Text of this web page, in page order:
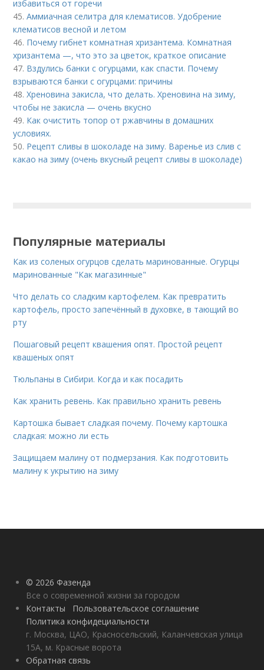
избавиться от горечи
45.Аммиачная селитра для клематисов. Удобрение
клематисов весной и летом
46. Почему гибнет комнатная хризантема. Комнатная
хризантема —, что это за цветок, краткое описание
47. Вздулись банки с огурцами, как спасти. Почему
взрываются банки с огурцами: причины
48.Хреновина закисла, что делать. Хреновина на зиму,
чтобы не закисла — очень вкусно
49. Как очистить топор от ржавчины в домашних
условиях.
50. Рецепт сливы в шоколаде на зиму. Варенье из слив с
какао на зиму (очень вкусный рецепт сливы в шоколаде)
Популярные материалы
Как из соленых огурцов сделать маринованные. Огурцы
маринованные "Как магазинные"
Что делать со сладким картофелем. Как превратить
картофель, просто запечённый в духовке, в тающий во
рту
Пошаговый рецепт квашения опят. Простой рецепт
квашеных опят
Тюльпаны в Сибири. Когда и как посадить
Как хранить ревень. Как правильно хранить ревень
Картошка бывает сладкая почему. Почему картошка
сладкая: можно ли есть
Защищаем малину от подмерзания. Как подготовить
малину к укрытию на зиму
© 2026 Фазенда
Все о современной жизни за городом
Контакты
Пользовательское соглашение
Политика конфидециальности
г. Москва, ЦАО, Красносельский, Каланчевская улица
15А, м. Красные ворота
Обратная связь